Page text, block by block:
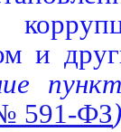
и
591-ФЗ)